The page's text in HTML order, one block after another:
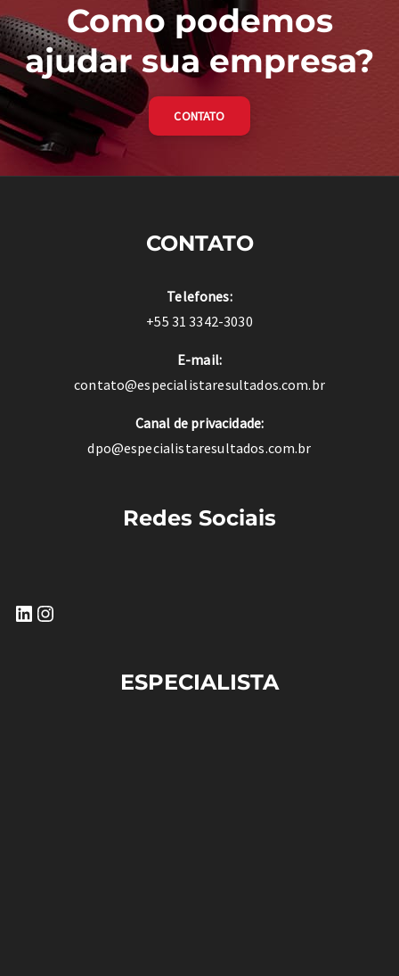
Como podemos
ajudar sua empresa?
CONTATO
CONTATO
Telefones:
+55 31 3342-3030
E-mail:
contato@especialistaresultados.com.br
Canal de privacidade:
dpo@especialistaresultados.com.br
Redes Sociais
ESPECIALISTA